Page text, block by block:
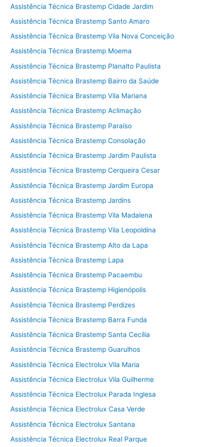
Assistência Técnica Brastemp Cidade Jardim
Assistência Técnica Brastemp Santo Amaro
Assistência Técnica Brastemp Vila Nova Conceição
Assistência Técnica Brastemp Moema
Assistência Técnica Brastemp Planalto Paulista
Assistência Técnica Brastemp Bairro da Saúde
Assistência Técnica Brastemp Vila Mariana
Assistência Técnica Brastemp Aclimação
Assistência Técnica Brastemp Paraíso
Assistência Técnica Brastemp Consolação
Assistência Técnica Brastemp Jardim Paulista
Assistência Técnica Brastemp Cerqueira Cesar
Assistência Técnica Brastemp Jardim Europa
Assistência Técnica Brastemp Jardins
Assistência Técnica Brastemp Vila Madalena
Assistência Técnica Brastemp Vila Leopoldina
Assistência Técnica Brastemp Alto da Lapa
Assistência Técnica Brastemp Lapa
Assistência Técnica Brastemp Pacaembu
Assistência Técnica Brastemp Higienópolis
Assistência Técnica Brastemp Perdizes
Assistência Técnica Brastemp Barra Funda
Assistência Técnica Brastemp Santa Cecília
Assistência Técnica Brastemp Guarulhos
Assistência Técnica Electrolux Vila Maria
Assistência Técnica Electrolux Vila Guilherme
Assistência Técnica Electrolux Parada Inglesa
Assistência Técnica Electrolux Casa Verde
Assistência Técnica Electrolux Santana
Assistência Técnica Electrolux Real Parque